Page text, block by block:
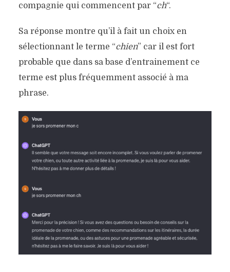
compagnie qui commencent par “ch“.
Sa réponse montre qu’il à fait un choix en
sélectionnant le terme “chien” car il est fort
probable que dans sa base d’entrainement ce
terme est plus fréquemment associé à ma
phrase.